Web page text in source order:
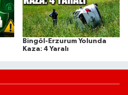
Bingöl-Erzurum Yolunda
Kaza: 4 Yaralı